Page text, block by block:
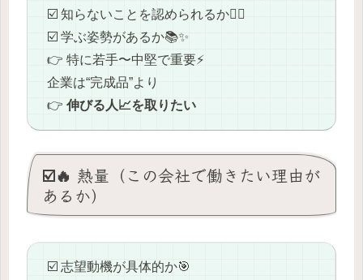
☑️ 知らないことを認められるか🙋‍♂️
☑️ 学ぶ姿勢があるか📚✨
👉 特に若手〜中堅で重要⚡
企業は“完成品”より
👉 伸びる人📈を取りたい
☑️🔥 熱量（この会社で働きたい理由が
あるか）
☑️ 志望動機が具体的か🎯